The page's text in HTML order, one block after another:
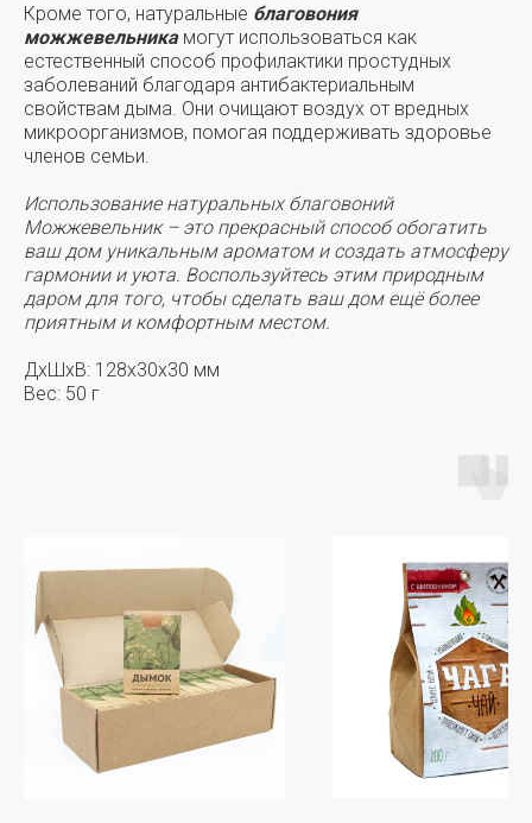
Кроме того, натуральные благовония
можжевельникамогут использоваться как
естественный способ профилактики простудных
заболеваний благодаря антибактериальным
свойствам дыма. Они очищают воздух от вредных
микроорганизмов, помогая поддерживать здоровье
членов семьи.
Использование натуральных благовоний
Можжевельник – это прекрасный способ обогатить
ваш дом уникальным ароматом и создать атмосферу
гармонии и уюта. Воспользуйтесь этим природным
даром для того, чтобы сделать ваш дом ещё более
приятным и комфортным местом.
ДxШxВ: 128x30x30 мм
Вес: 50 г